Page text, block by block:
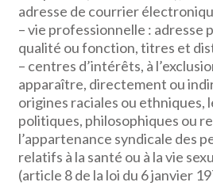
adresse de courrier
– vie professionnelle : adresse
qualité ou fonction, titres et
– centres d’intérêts, à
apparaître, directement ou
origines raciales ou ethniques,
politiques, philosophiques ou
l’appartenance syndicale des
relatifs à la santé ou à la vie
(article 8 de la loi du 6 janvier